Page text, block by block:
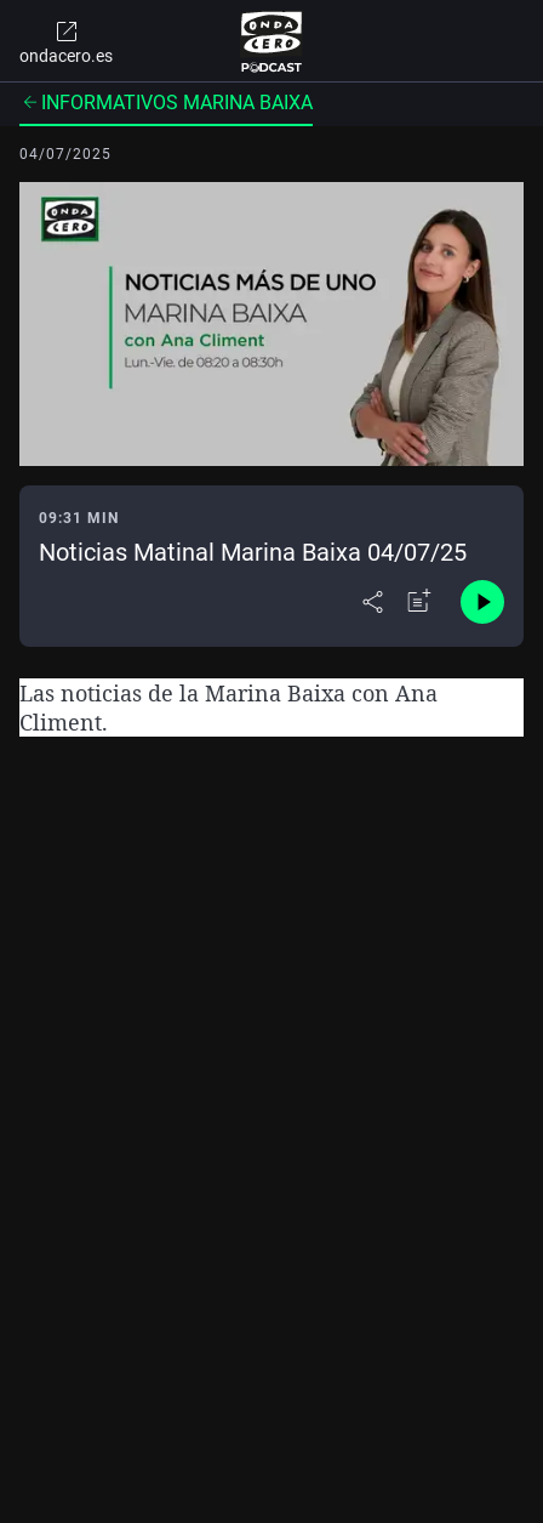
ondacero.es
INFORMATIVOS MARINA BAIXA
04/07/2025
09:31 MIN
Noticias Matinal Marina Baixa 04/07/25
Las noticias de la Marina Baixa con Ana
Climent.